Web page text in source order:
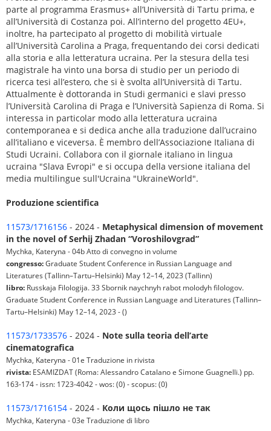
parte al programma Erasmus+ all’Università di Tartu prima, e
all’Università di Costanza poi. All’interno del progetto 4EU+,
inoltre, ha partecipato al progetto di mobilità virtuale
all’Università Carolina a Praga, frequentando dei corsi dedicati
alla storia e alla letteratura ucraina. Per la stesura della tesi
magistrale ha vinto una borsa di studio per un periodo di
ricerca tesi all’estero, che si è svolta all’Università di Tartu.
Attualmente è dottoranda in Studi germanici e slavi presso
l’Università Carolina di Praga e l’Università Sapienza di Roma. Si
interessa in particolar modo alla letteratura ucraina
contemporanea e si dedica anche alla traduzione dall’ucraino
all’italiano e viceversa. È membro dell’Associazione Italiana di
Studi Ucraini. Collabora con il giornale italiano in lingua
ucraina "Slava Evropi" e si occupa della versione italiana del
media multilingue sull'Ucraina "UkraineWorld".
Produzione scientifica
11573/1716156 - 2024 - Metaphysical dimension of movement
in the novel of Serhij Zhadan “Voroshilovgrad”
Mychka, Kateryna - 04b Atto di convegno in volume
congresso:Graduate Student Conference in Russian Language and
Literatures (Tallinn–Tartu–Helsinki) May 12–14, 2023 (Tallinn)
libro: Russkaja Filologija. 33 Sbornik naychnyh rabot molodyh filologov.
Graduate Student Conference in Russian Language and Literatures (Tallinn–
Tartu–Helsinki) May 12–14, 2023 - ()
11573/1733576 - 2024 - Note sulla teoria dell’arte
cinematografica
Mychka, Kateryna - 01e Traduzione in rivista
rivista: ESAMIZDAT (Roma: Alessandro Catalano e Simone Guagnelli.) pp.
163-174 - issn: 1723-4042 - wos: (0) - scopus: (0)
11573/1716154 - 2024 - Коли щось пішло не так
Mychka, Kateryna - 03e Traduzione di libro